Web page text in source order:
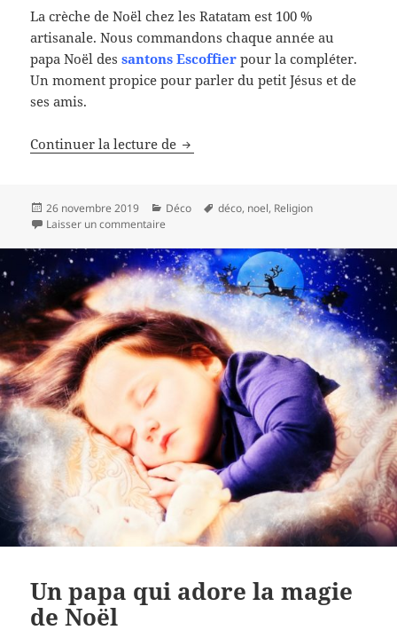
La crèche de Noël chez les Ratatam est 100 %
artisanale. Nous commandons chaque année au
papa Noël dessantons Escoffier pour la compléter.
Un moment propice pour parler du petit Jésus et de
ses amis.
Continuer la lecture de Santon provençal Escoffier pour
Publié
le
26 novembre 2019 Catégories
Déco
Mots-
déco, noel, Religion
Laisser un commentaire
Un papa qui adore la magie
de Noël